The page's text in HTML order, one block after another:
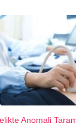
Anomali